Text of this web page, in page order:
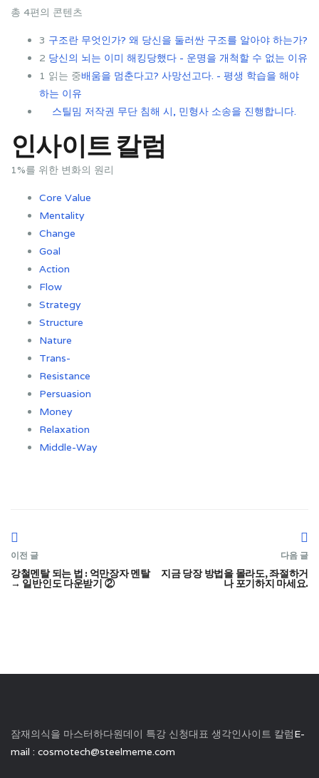
총 4편의 콘텐츠
3 구조란 무엇인가? 왜 당신을 둘러싼 구조를 알아야 하는가?
2 당신의 뇌는 이미 해킹당했다 - 운명을 개척할 수 없는 이유
1 읽는 중배움을 멈춘다고? 사망선고다. - 평생 학습을 해야
하는 이유
스틸밈 저작권 무단 침해 시, 민형사 소송을 진행합니다.
인사이트 칼럼
1%를 위한 변화의 원리
Core Value
Mentality
Change
Goal
Action
Flow
Strategy
Structure
Nature
Trans-
Resistance
Persuasion
Money
Relaxation
Middle-Way
이전 글
강철멘탈 되는 법 : 억만장자 멘탈
→ 일반인도 다운받기 ②
다음 글
지금 당장 방법을 몰라도, 좌절하거
나 포기하지 마세요.
잠재의식을 마스터하다원데이 특강 신청대표 생각인사이트 칼럼E-
mail : cosmotech@steelmeme.com